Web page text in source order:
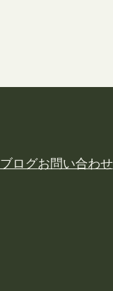
ブログお問い合わせ